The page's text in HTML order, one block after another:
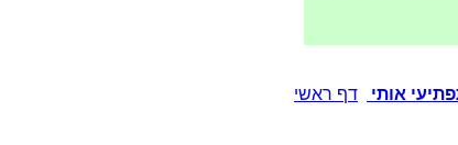
אותי דף ראשי